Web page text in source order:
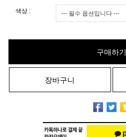
색상 :
구매하기
장바구니